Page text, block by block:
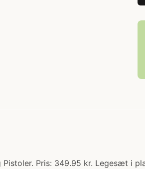
Pris: 349.95 kr. Legesæt i